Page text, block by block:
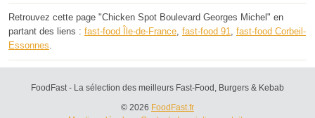
Retrouvez cette page "Chicken Spot Boulevard Georges Michel" en
partant des liens : fast-food Île-de-France, fast-food 91, fast-food Corbeil-
Essonnes.
FoodFast - La sélection des meilleurs Fast-Food, Burgers & Kebab
© 2026 FoodFast.fr